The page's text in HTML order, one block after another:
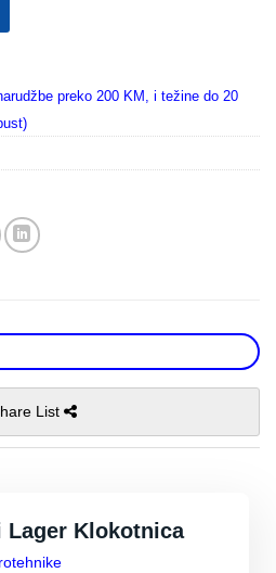
preko 200 KM, i težine do 20
List
Lager Klokotnica